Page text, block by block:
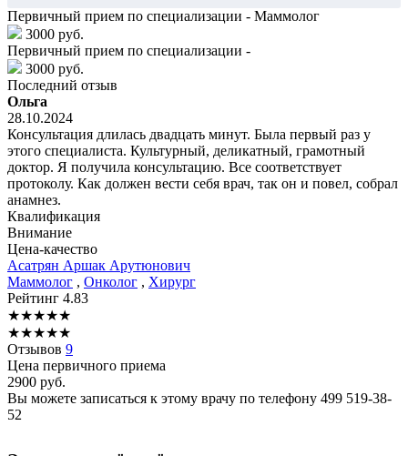
Первичный прием по специализации - Маммолог
3000 руб.
Первичный прием по специализации -
3000 руб.
Последний отзыв
Ольга
28.10.2024
Консультация длилась двадцать минут. Была первый раз у
этого специалиста. Культурный, деликатный, грамотный
доктор. Я получила консультацию. Все соответствует
протоколу. Как должен вести себя врач, так он и повел, собрал
анамнез.
Квалификация
Внимание
Цена-качество
Асатрян Аршак Арутюнович
Маммолог , Онколог , Хирург
Рейтинг 4.83
★★★★★
★★★★★
Отзывов 9
Цена первичного приема
2900 руб.
Вы можете записаться к этому врачу по телефону 499 519-38-
52